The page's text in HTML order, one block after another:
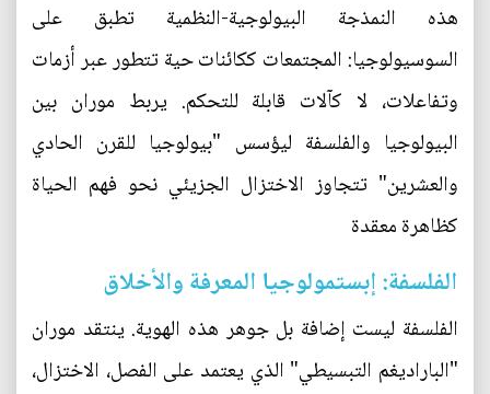
هذه النمذجة البيولوجية-النظمية تطبق على
السوسيولوجيا: المجتمعات ككائنات حية تتطور عبر أزمات
وتفاعلات، لا كآلات قابلة للتحكم. يربط موران بين
البيولوجيا والفلسفة ليؤسس "بيولوجيا للقرن الحادي
والعشرين" تتجاوز الاختزال الجزيئي نحو فهم الحياة
كظاهرة معقدة
الفلسفة: إبستمولوجيا المعرفة والأخلاق
الفلسفة ليست إضافة بل جوهر هذه الهوية. ينتقد موران
"الباراديغم التبسيطي" الذي يعتمد على الفصل، الاختزال،